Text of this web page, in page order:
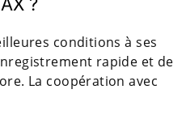
conditions à ses
rapide et de
La coopération avec